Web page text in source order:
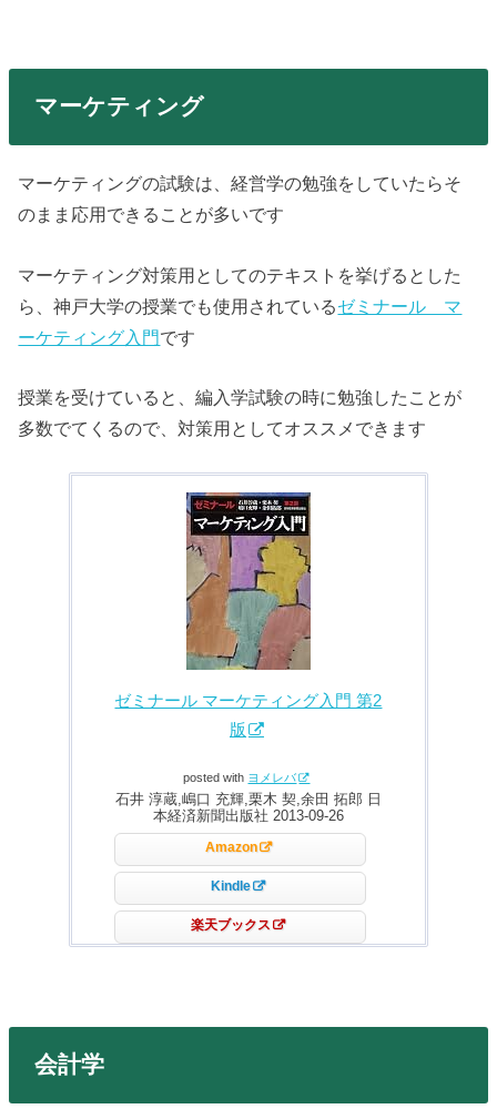
マーケティング
マーケティングの試験は、経営学の勉強をしていたらそ
のまま応用できることが多いです
マーケティング対策用としてのテキストを挙げるとした
ら、神戸大学の授業でも使用されているゼミナール マ
ーケティング入門です
授業を受けていると、編入学試験の時に勉強したことが
多数でてくるので、対策用としてオススメできます
ゼミナール マーケティング入門 第2
版
posted with ヨメレバ
石井 淳蔵,嶋口 充輝,栗木 契,余田 拓郎 日
本経済新聞出版社 2013-09-26
Amazon
Kindle
楽天ブックス
会計学